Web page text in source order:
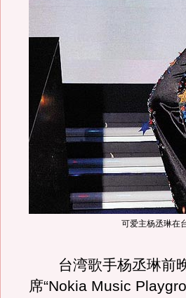
可爱主杨丞琳在
台湾歌手杨丞琳前
席“Nokia Music